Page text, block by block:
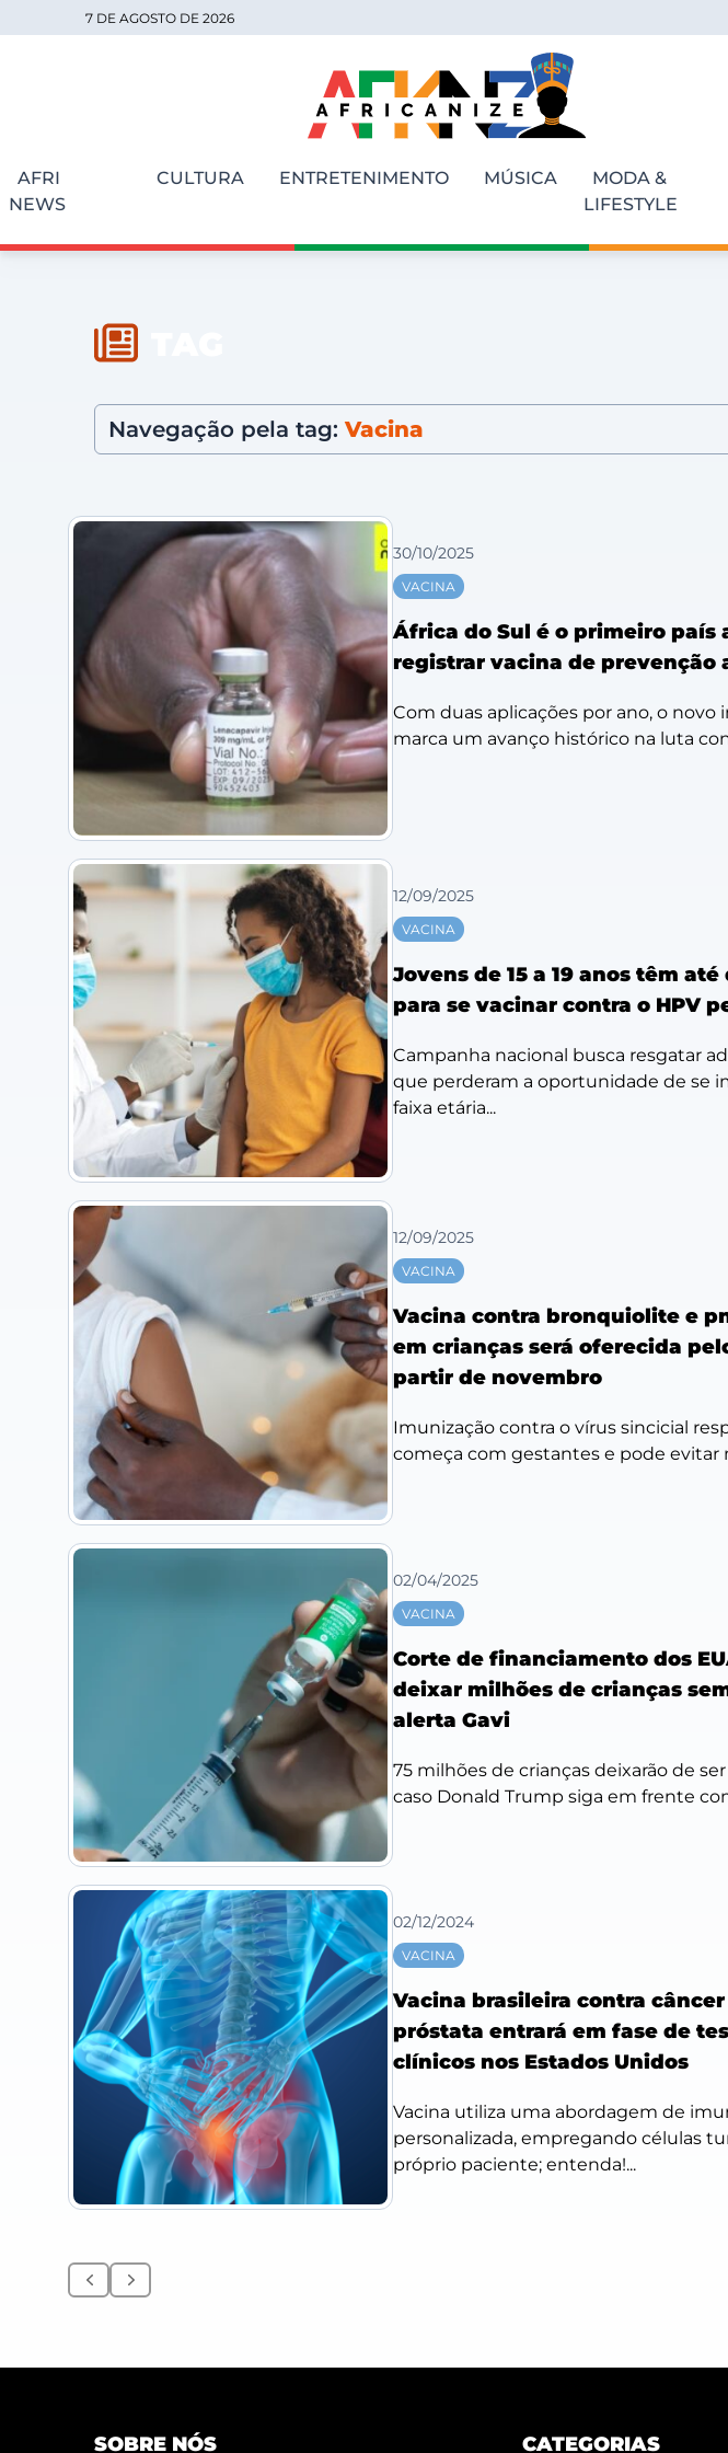
7 DE AGOSTO DE 2026
AFRI
NEWS
CULTURA ENTRETENIMENTO MÚSICA
MODA &
LIFESTYLE
Navegação pela tag: Vacina
30/10/2025
VACINA
África do Sul é o primeiro país
registrar vacina de prevenção
Com duas aplicações por ano, o novo
marca um avanço histórico na luta
12/09/2025
VACINA
Jovens de 15 a 19 anos têm
para se vacinar contra o HPV
Campanha nacional busca resgatar
que perderam a oportunidade de se
faixa etária...
12/09/2025
VACINA
Vacina contra bronquiolite e
em crianças será oferecida
partir de novembro
Imunização contra o vírus sincicial
começa com gestantes e pode evitar
02/04/2025
VACINA
Corte de financiamento dos
deixar milhões de crianças
alerta Gavi
75 milhões de crianças deixarão de
caso Donald Trump siga em frente
02/12/2024
VACINA
Vacina brasileira contra
próstata entrará em fase de
clínicos nos Estados Unidos
Vacina utiliza uma abordagem de
personalizada, empregando células
próprio paciente; entenda!...
AnteriorPróximo
SOBRE NÓS CATEGORIAS